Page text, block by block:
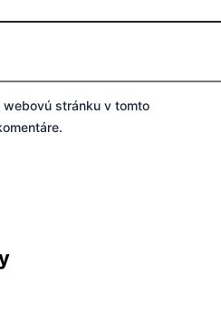
webovú stránku v tomto